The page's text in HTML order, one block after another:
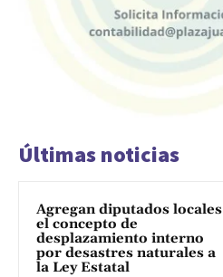
Últimas noticias
Agregan diputados locales
el concepto de
desplazamiento interno
por desastres naturales a
la Ley Estatal